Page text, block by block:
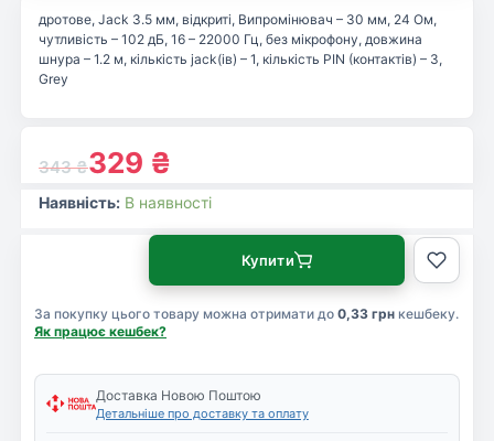
343₴329 ₴
дротове, Jack 3.5 мм, відкриті, Випромінювач – 30 мм, 24 Ом,
чутливість – 102 дБ, 16 – 22000 Гц, без мікрофону, довжина
шнура – 1.2 м, кількість jack(ів) – 1, кількість PIN (контактів) – 3,
Grey
Наявність: В наявності
За покупку цього товару можна отримати до 0,33 грн кешбеку.
Як працює кешбек?
Купити
Доставка Новою Поштою
Детальніше про доставку та оплату